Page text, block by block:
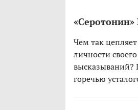
Чем так
личности
высказываний?
горечью